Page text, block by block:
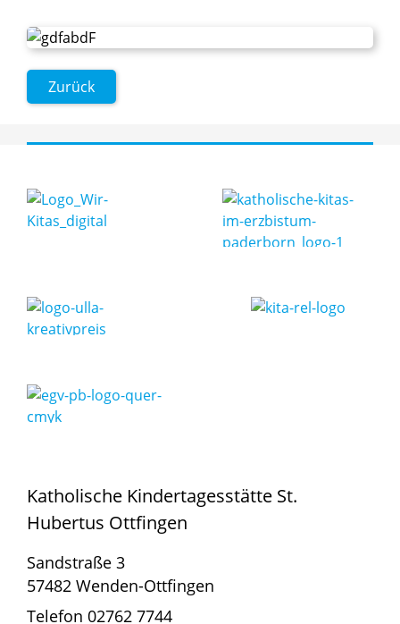
Zurück
Katholische Kindertagesstätte St.
Hubertus Ottfingen
Sandstraße 3
57482 Wenden-Ottfingen
Telefon 02762 7744